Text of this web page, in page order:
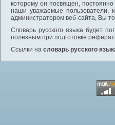
которому он посвящен,
наши уважаемые пользователи,
администратором веб-сайта, Вы
Словарь русского языка будет
полезным при подготовке
Ссылки на словарь русского